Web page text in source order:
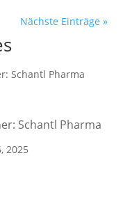
Nächste Einträge »
Schantl Pharma
2025